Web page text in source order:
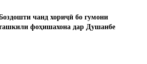
чанд хориҷӣ бо гумони
фоҳишахона дар Душанбе